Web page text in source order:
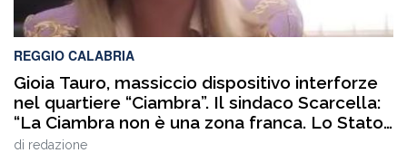
REGGIO CALABRIA
Gioia Tauro, massiccio dispositivo interforze
nel quartiere “Ciambra”. Il sindaco Scarcella:
“La Ciambra non è una zona franca. Lo Stato
c’è e si vede”
di redazione